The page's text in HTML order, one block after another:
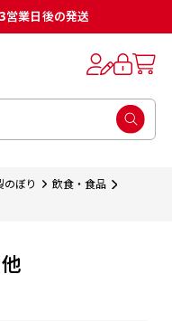
営業日後の発送
のぼり
飲食・食品